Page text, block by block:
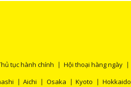
tục hành chính Hội thoại hàng ngày
Aichi Osaka Kyoto Hokkaido